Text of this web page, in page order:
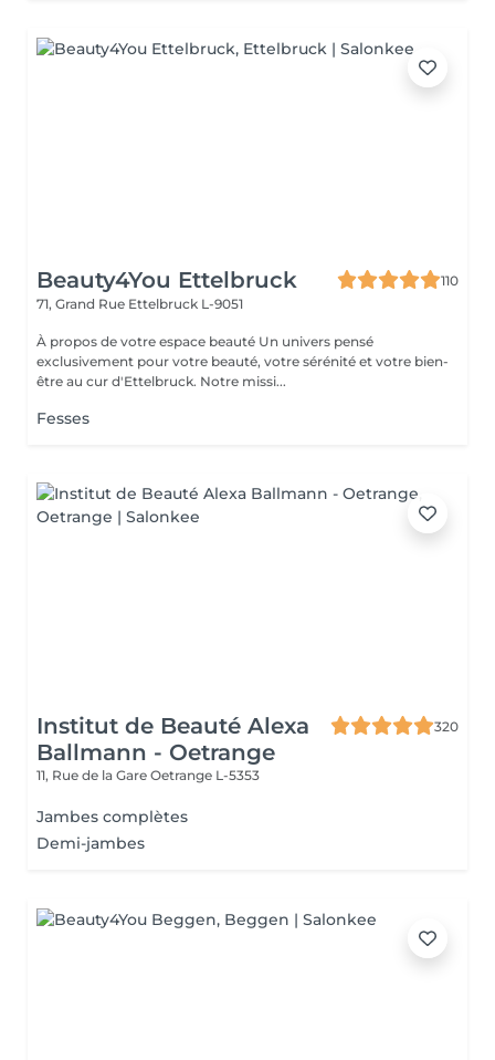
Beauty4You Ettelbruck
110
71, Grand Rue Ettelbruck L-9051
À propos de votre espace beauté Un univers pensé
exclusivement pour votre beauté, votre sérénité et votre bien-
être au cur d'Ettelbruck. Notre missi...
Fesses
Institut de Beauté Alexa
Ballmann - Oetrange
320
11, Rue de la Gare Oetrange L-5353
Jambes complètes
Demi-jambes